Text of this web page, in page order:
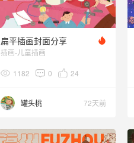
扁平插画封面分享
插画-儿童插画
1182 0 24
罐头桃 72天前